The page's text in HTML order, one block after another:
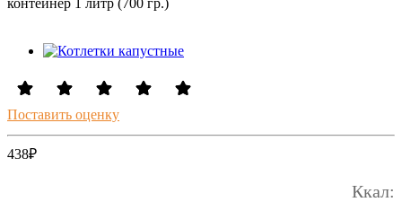
Поставить оценку
438₽
Ккал: